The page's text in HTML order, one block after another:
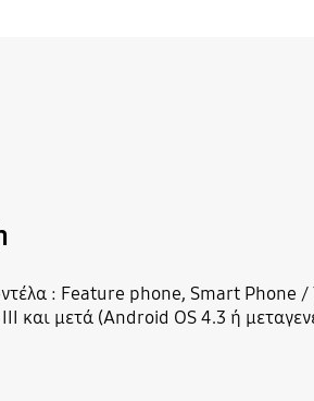
: Feature phone, Smart Phone /
και μετά (Android OS 4.3 ή